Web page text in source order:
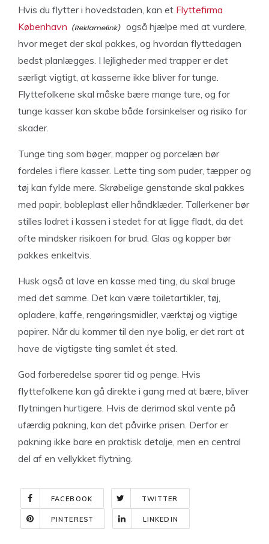
Hvis du flytter i hovedstaden, kan et Flyttefirma
København
også hjælpe med at vurdere,
hvor meget der skal pakkes, og hvordan flyttedagen
bedst planlægges. I lejligheder med trapper er det
særligt vigtigt, at kasserne ikke bliver for tunge.
Flyttefolkene skal måske bære mange ture, og for
tunge kasser kan skabe både forsinkelser og risiko for
skader.
Tunge ting som bøger, mapper og porcelæn bør
fordeles i flere kasser. Lette ting som puder, tæpper og
tøj kan fylde mere. Skrøbelige genstande skal pakkes
med papir, bobleplast eller håndklæder. Tallerkener bør
stilles lodret i kassen i stedet for at ligge fladt, da det
ofte mindsker risikoen for brud. Glas og kopper bør
pakkes enkeltvis.
Husk også at lave en kasse med ting, du skal bruge
med det samme. Det kan være toiletartikler, tøj,
opladere, kaffe, rengøringsmidler, værktøj og vigtige
papirer. Når du kommer til den nye bolig, er det rart at
have de vigtigste ting samlet ét sted.
God forberedelse sparer tid og penge. Hvis
flyttefolkene kan gå direkte i gang med at bære, bliver
flytningen hurtigere. Hvis de derimod skal vente på
ufærdig pakning, kan det påvirke prisen. Derfor er
pakning ikke bare en praktisk detalje, men en central
del af en vellykket flytning.
FACEBOOK TWITTER
PINTEREST LINKEDIN